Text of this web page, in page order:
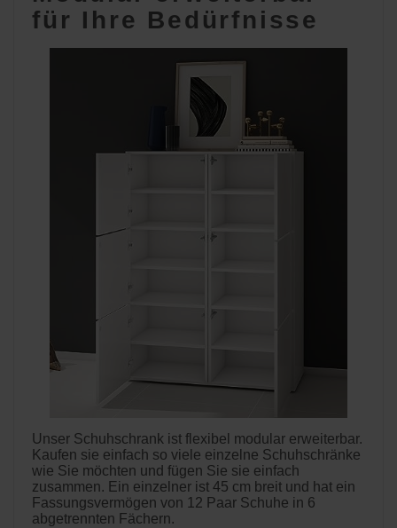
für Ihre Bedürfnisse
Unser Schuhschrank ist flexibel modular erweiterbar.
Kaufen sie einfach so viele einzelne Schuhschränke
wie Sie möchten und fügen Sie sie einfach
zusammen. Ein einzelner ist 45 cm breit und hat ein
Fassungsvermögen von 12 Paar Schuhe in 6
abgetrennten Fächern.